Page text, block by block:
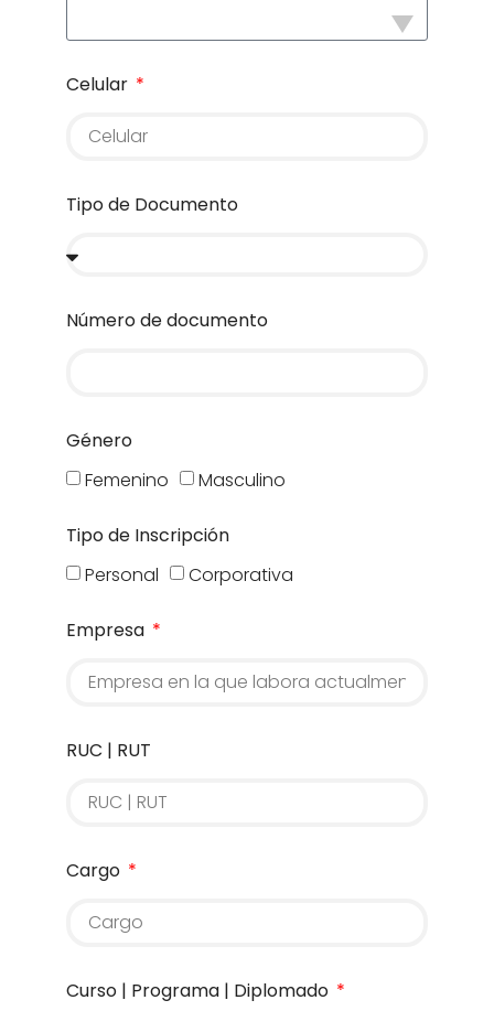
Celular
Tipo de Documento
Número de documento
Género
Femenino
Masculino
Tipo de Inscripción
Personal
Corporativa
Empresa
RUC | RUT
Cargo
Curso | Programa | Diplomado